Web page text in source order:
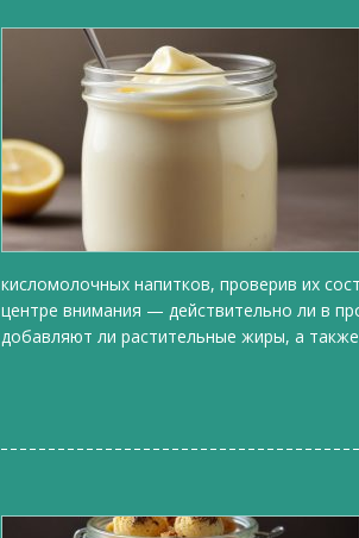
кисломолочных напитков, проверив их
центре внимания — действительно ли в
добавляют ли растительные жиры, а